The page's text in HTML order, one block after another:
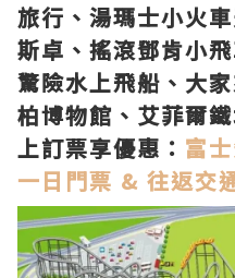
旅行、湯瑪士小火
斯卓、搖滾鄧肯小
驚險水上飛船、大
柏博物館、艾菲爾
上訂票享優惠： 富
一日門票 & 往返交